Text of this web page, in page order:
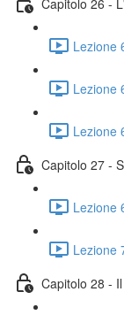
Lezione
Lezione
Lezione
Capitolo 27 -
Lezione
Lezione
Capitolo 28 -